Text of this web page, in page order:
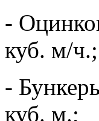
-
куб. м/ч.;
-
куб. м.;